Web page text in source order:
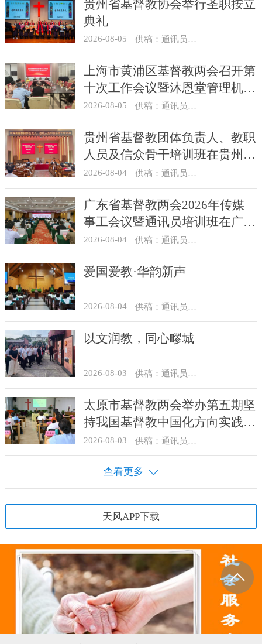
贵州省基督教协会举行圣职按立
典礼
2026-08-05 供稿：通讯员 杨菁
上海市黄浦区基督教两会召开第
十次工作会议暨沐恩堂管理机构
七月份联席会议
2026-08-05 供稿：通讯员 景健美
贵州省基督教团体负责人、教职
人员及信众骨干培训班在贵州圣
经学校举办
2026-08-04 供稿：通讯员 杨菁
广东省基督教两会2026年传媒
事工会议暨通讯员培训班在广州
举办
2026-08-04 供稿：通讯员 汪浩
爱国爱教·华韵新声
2026-08-04 供稿：通讯员 景健美
以文润教，同心疁城
2026-08-03 供稿：通讯员 景健美
太原市基督教两会举办第五期坚
持我国基督教中国化方向实践能
力专题培训
2026-08-03 供稿：通讯员 王建春 摄影：史爱梅
查看更多
天风APP下载